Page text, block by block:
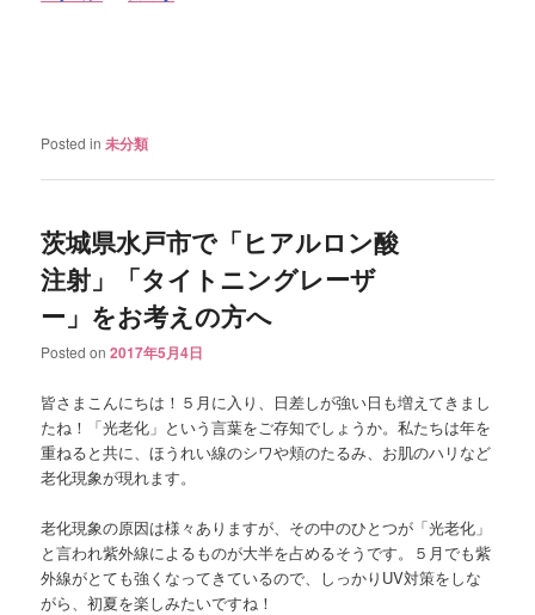
Posted in 未分類
茨城県水戸市で「ヒアルロン酸
注射」「タイトニングレーザ
ー」をお考えの方へ
Posted on2017年5月4日
皆さまこんにちは！５月に入り、日差しが強い日も増えてきまし
たね！「光老化」という言葉をご存知でしょうか。私たちは年を
重ねると共に、ほうれい線のシワや頬のたるみ、お肌のハリなど
老化現象が現れます。
老化現象の原因は様々ありますが、その中のひとつが「光老化」
と言われ紫外線によるものが大半を占めるそうです。５月でも紫
外線がとても強くなってきているので、しっかりUV対策をしな
がら、初夏を楽しみたいですね！